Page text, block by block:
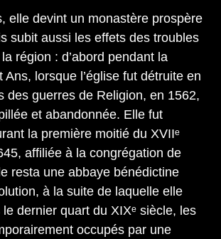
elle devint un monastère prospère
subit aussi les effets des troubles
région : d’abord pendant la
Ans, lorsque l’église fut détruite en
des guerres de Religion, en 1562,
et abandonnée. Elle fut
la première moitié du XVIIᵉ
affiliée à la congrégation de
resta une abbaye bénédictine
à la suite de laquelle elle
dernier quart du XIXᵉ siècle, les
occupés par une